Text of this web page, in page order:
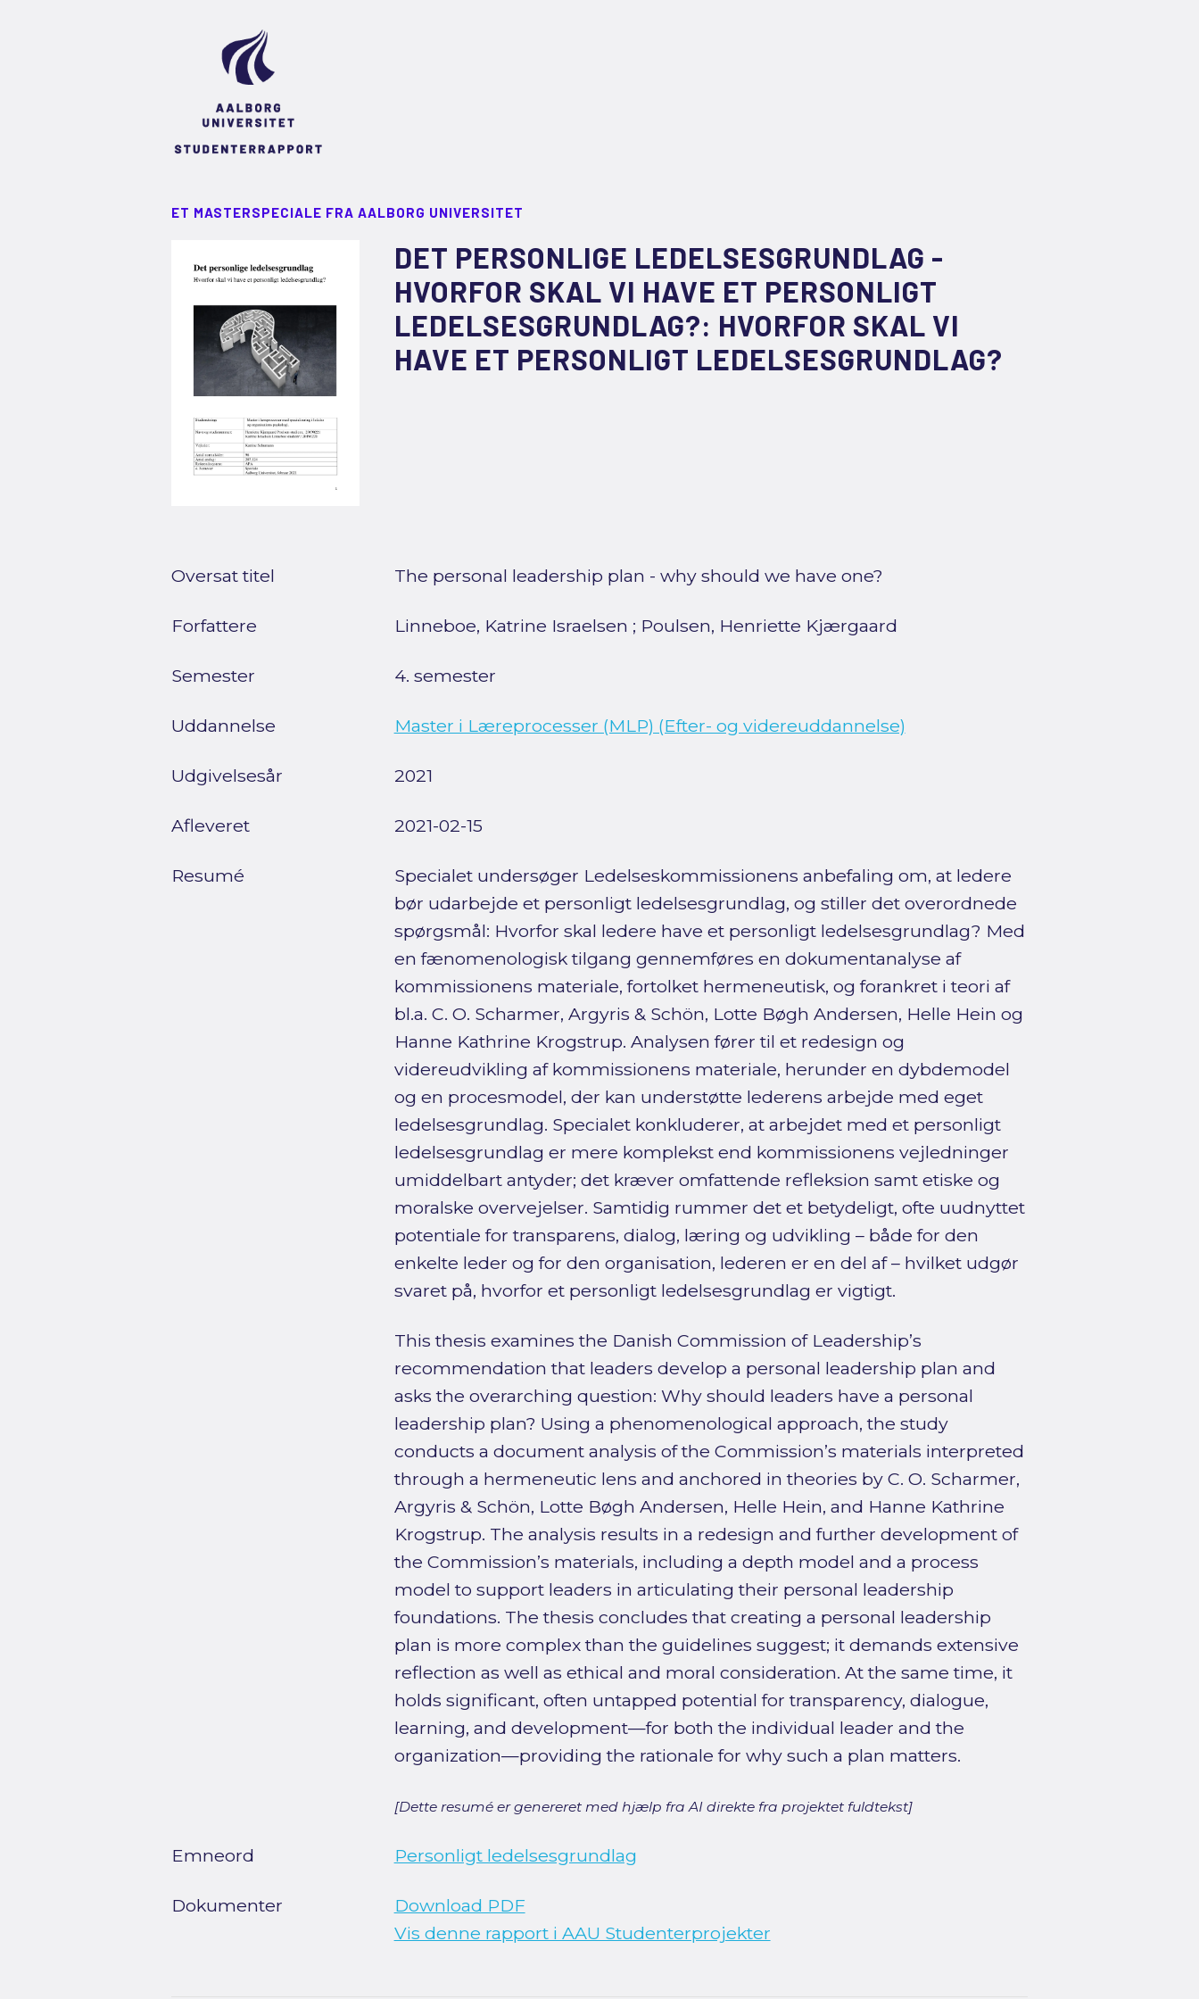
ET MASTERSPECIALE FRA AALBORG UNIVERSITET
DET PERSONLIGE LEDELSESGRUNDLAG -
HVORFOR SKAL VI HAVE ET PERSONLIGT
LEDELSESGRUNDLAG?: HVORFOR SKAL VI
HAVE ET PERSONLIGT LEDELSESGRUNDLAG?
Oversat titel The personal leadership plan - why should we have one?
Forfattere Linneboe, Katrine Israelsen ; Poulsen, Henriette Kjærgaard
Semester 4. semester
Uddannelse Master i Læreprocesser (MLP) (Efter- og videreuddannelse)
Udgivelsesår 2021
Afleveret 2021-02-15
Resumé
Specialet undersøger Ledelseskommissionens anbefaling om, at ledere
bør udarbejde et personligt ledelsesgrundlag, og stiller det overordnede
spørgsmål: Hvorfor skal ledere have et personligt ledelsesgrundlag? Med
en fænomenologisk tilgang gennemføres en dokumentanalyse af
kommissionens materiale, fortolket hermeneutisk, og forankret i teori af
bl.a. C. O. Scharmer, Argyris & Schön, Lotte Bøgh Andersen, Helle Hein og
Hanne Kathrine Krogstrup. Analysen fører til et redesign og
videreudvikling af kommissionens materiale, herunder en dybdemodel
og en procesmodel, der kan understøtte lederens arbejde med eget
ledelsesgrundlag. Specialet konkluderer, at arbejdet med et personligt
ledelsesgrundlag er mere komplekst end kommissionens vejledninger
umiddelbart antyder; det kræver omfattende refleksion samt etiske og
moralske overvejelser. Samtidig rummer det et betydeligt, ofte uudnyttet
potentiale for transparens, dialog, læring og udvikling – både for den
enkelte leder og for den organisation, lederen er en del af – hvilket udgør
svaret på, hvorfor et personligt ledelsesgrundlag er vigtigt.
This thesis examines the Danish Commission of Leadership’s
recommendation that leaders develop a personal leadership plan and
asks the overarching question: Why should leaders have a personal
leadership plan? Using a phenomenological approach, the study
conducts a document analysis of the Commission’s materials interpreted
through a hermeneutic lens and anchored in theories by C. O. Scharmer,
Argyris & Schön, Lotte Bøgh Andersen, Helle Hein, and Hanne Kathrine
Krogstrup. The analysis results in a redesign and further development of
the Commission’s materials, including a depth model and a process
model to support leaders in articulating their personal leadership
foundations. The thesis concludes that creating a personal leadership
plan is more complex than the guidelines suggest; it demands extensive
reflection as well as ethical and moral consideration. At the same time, it
holds significant, often untapped potential for transparency, dialogue,
learning, and development—for both the individual leader and the
organization—providing the rationale for why such a plan matters.
[Dette resumé er genereret med hjælp fra AI direkte fra projektet fuldtekst]
Emneord Personligt ledelsesgrundlag
Dokumenter
Download PDF
Vis denne rapport i AAU Studenterprojekter